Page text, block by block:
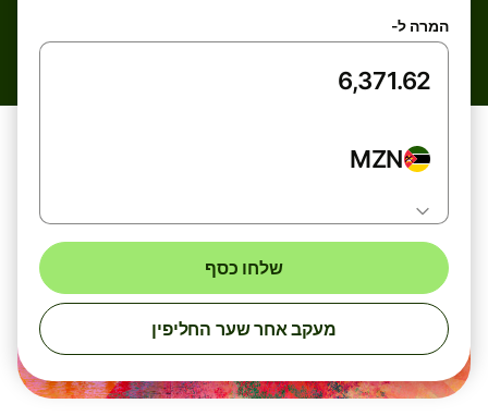
המרה ל-
MZN
שלחו כסף
מעקב אחר שער החליפין